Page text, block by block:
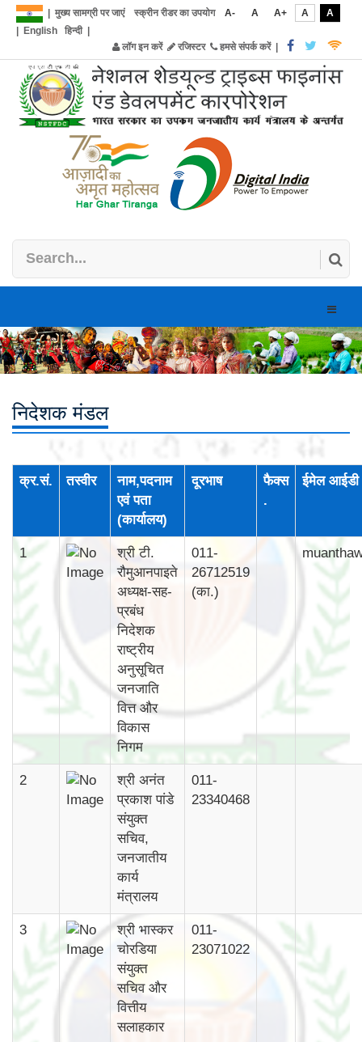
मुख्य सामग्री पर जाएं स्क्रीन रीडर का उपयोग A- A A+ A
A
English हिन्दी|
लॉग इन करें
रजिस्टर हमसे संपर्क करें|
Toggle
निदेशक मंडल
क्र.सं. तस्वीर
नाम,पदनाम
एवं पता
(कार्यालय)
दूरभाष
फैक्स
.
ईमेल आईडी
1
श्री टी.
रौमुआनपाइते
अध्यक्ष-सह-
प्रबंध
निदेशक
राष्ट्रीय
अनुसूचित
जनजाति
वित्त और
विकास
निगम
011-
26712519
(का.)
2
श्री अनंत
प्रकाश पांडे
संयुक्त
सचिव,
जनजातीय
कार्य
मंत्रालय
011-
23340468
3
श्री भास्कर
चोरडिया
संयुक्त
सचिव और
वित्तीय
सलाहकार
011-
23071022